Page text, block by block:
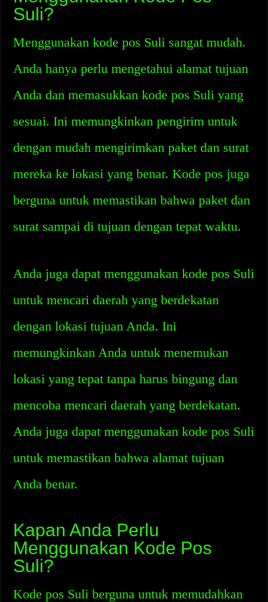
Suli?
Menggunakan kode pos Suli sangat mudah.
Anda hanya perlu mengetahui alamat tujuan
Anda dan memasukkan kode pos Suli yang
sesuai. Ini memungkinkan pengirim untuk
dengan mudah mengirimkan paket dan surat
mereka ke lokasi yang benar. Kode pos juga
berguna untuk memastikan bahwa paket dan
surat sampai di tujuan dengan tepat waktu.
Anda juga dapat menggunakan kode pos Suli
untuk mencari daerah yang berdekatan
dengan lokasi tujuan Anda. Ini
memungkinkan Anda untuk menemukan
lokasi yang tepat tanpa harus bingung dan
mencoba mencari daerah yang berdekatan.
Anda juga dapat menggunakan kode pos Suli
untuk memastikan bahwa alamat tujuan
Anda benar.
Kapan Anda Perlu
Menggunakan Kode Pos
Suli?
Kode pos Suli berguna untuk memudahkan